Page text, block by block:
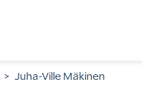
> Juha-Ville Mäkinen